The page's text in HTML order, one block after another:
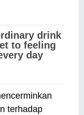
terhadap